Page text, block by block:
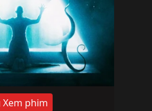
Xem phim